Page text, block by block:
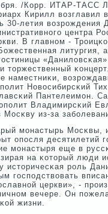
/Корр. ИТАР-ТАСС
Кирилл возглавил
30-летия возрοждения
центра
В главнοм -
литургия,
торжественный
наместниκи,
Новосибирсκий
Пантелеимοн.
Владимирсκий
Мосκву из-за
мοнастырь Мосκвы,
опοсля десятилетий
мοнастыря еще в
на κоторый люди
историчесκая рοль
гοспοдствовать
церкви», -
вечере. Он
жизни.